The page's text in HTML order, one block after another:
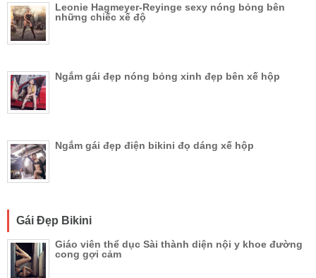
Leonie Hagmeyer-Reyinge sexy nóng bỏng bên
những chiếc xế độ
Ngắm gái đẹp nóng bỏng xinh đẹp bên xế hộp
Ngắm gái đẹp điện bikini đọ dáng xế hộp
Gái Đẹp Bikini
Giáo viên thể dục Sài thành diện nội y khoe đường
cong gợi cảm